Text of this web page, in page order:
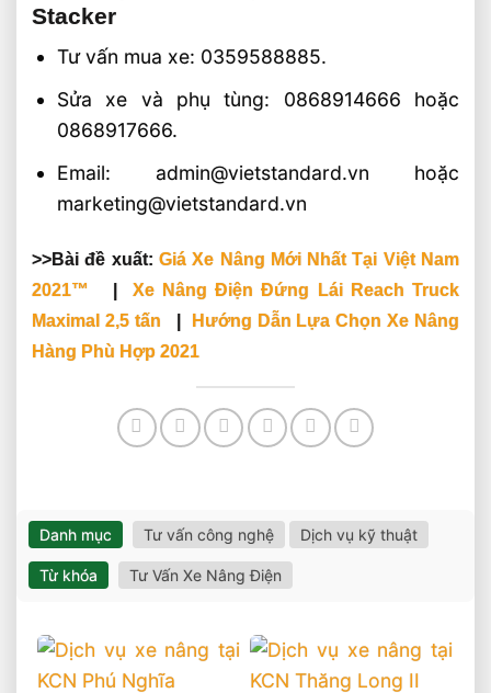
Stacker
Tư vấn mua xe: 0359588885.
Sửa xe và phụ tùng: 0868914666 hoặc
0868917666.
Email: admin@vietstandard.vn hoặc
marketing@vietstandard.vn
>>Bài đề xuất: Giá Xe Nâng Mới Nhất Tại Việt Nam
2021™
Xe Nâng Điện Đứng Lái Reach Truck
Maximal 2,5 tấn
Hướng Dẫn Lựa Chọn Xe Nâng
Hàng Phù Hợp 2021
Danh mục Tư vấn công nghệ Dịch vụ kỹ thuật
Từ khóa Tư Vấn Xe Nâng Điện